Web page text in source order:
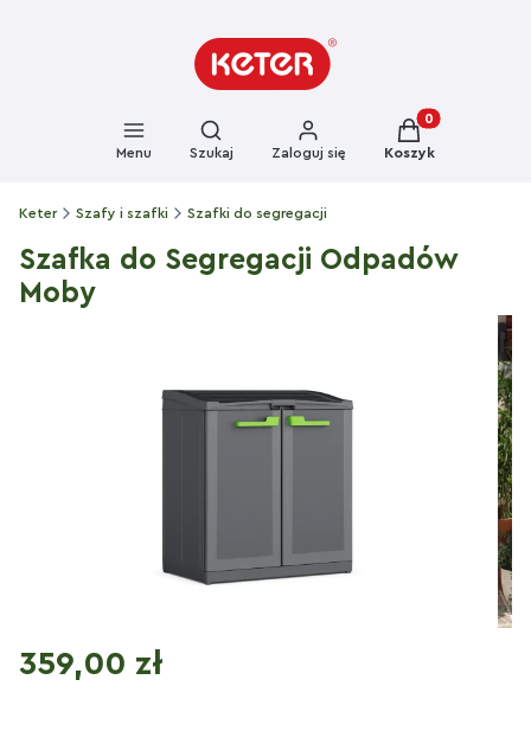
Menu
Otwórz wyszukiwarkę
Szukaj Zaloguj się
Produkty w
Koszyk
Keter Szafy i szafki Szafki do segregacji
Szafka do Segregacji Odpadów
Moby
Cena
359,00 zł